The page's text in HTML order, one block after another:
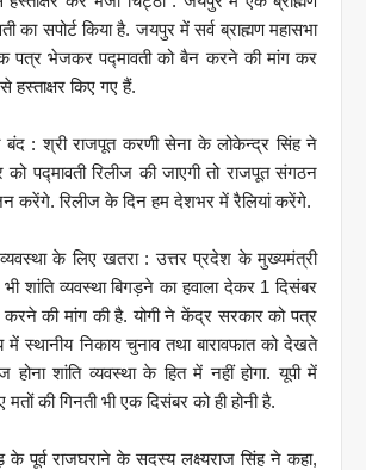
का सपोर्ट किया है. जयपुर में सर्व ब्राह्मण महासभा
पत्र भेजकर पद्मावती को बैन करने की मांग कर
किए गए हैं.
बंद : श्री राजपूत करणी सेना के लोकेन्द्र सिंह ने
को पद्मावती रिलीज की जाएगी तो राजपूत संगठन
करेंगे. रिलीज के दिन हम देशभर में रैलियां करेंगे.
व्यवस्था के लिए खतरा : उत्तर प्रदेश के मुख्यमंत्री
शांति व्यवस्था बिगड़ने का हवाला देकर 1 दिसंबर
करने की मांग की है. योगी ने केंद्र सरकार को पत्र
स्‍थानीय निकाय चुनाव तथा बारावफात को देखते
होना शांति व्‍यवस्‍था के हित में नहीं होगा. यूपी में
की गिनती भी एक दिसंबर को ही होनी है.
के पूर्व राजघराने के सदस्य लक्ष्यराज सिंह ने कहा,